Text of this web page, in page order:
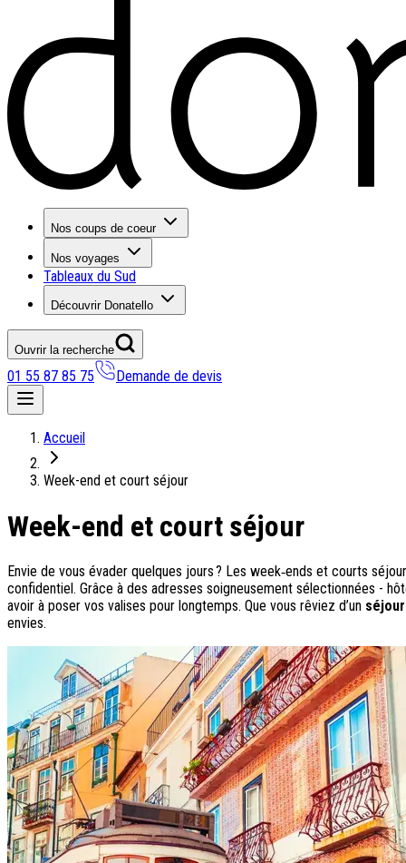
Nos coups de coeur
Nos voyages
Tableaux du Sud
Découvrir Donatello
Ouvrir la recherche
01 55 87 85 75 Demande de devis
Nos coups de coeur
On adore
Notre nouveauté : Madère douceur Atlantique
Séjour en amoureux : Acacia Marina
Mais aussi
Un circuit au charme slovène
Voyage en petit groupe au Parthénope
Nos voyages
Destinations
Croatie
Espagne
Grèce
Italie
Portugal
Slovénie
Accueil
Week-end et court séjour
Week-end et court séjour
Envie de vous évader quelques jours ? Les week‑ends et courts
confidentiel. Grâce à des adresses soigneusement sélectionnées -
avoir à poser vos valises pour longtemps. Que vous rêviez d’un
envies.